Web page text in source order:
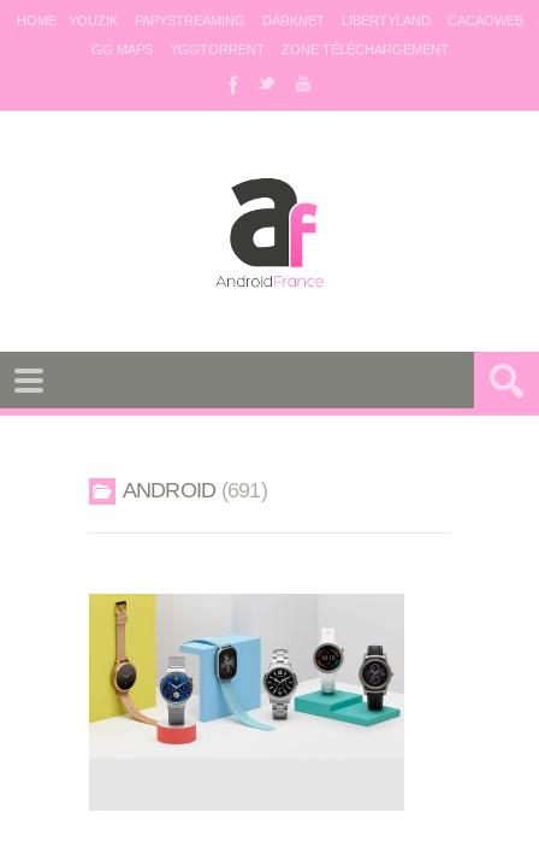
HOME YOUZIK PAPYSTREAMING DARKNET LIBERTYLAND
CACAOWEB
GG MAPS
YGGTORRENT ZONE TÉLÉCHARGEMENT
ANDROID 691